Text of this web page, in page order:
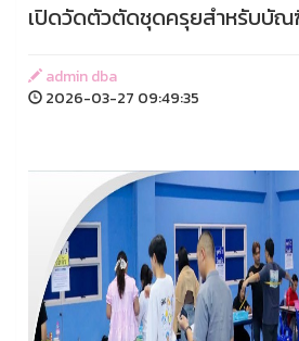
เปิดวัดตัวตัดชุดครุยสำหรับบั
admin dba
2026-03-27 09:49:35